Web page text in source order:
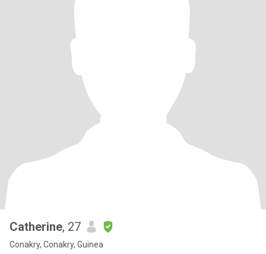
Catherine, 27
Conakry, Conakry, Guinea